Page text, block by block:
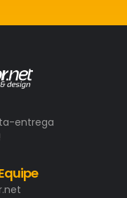
entrega